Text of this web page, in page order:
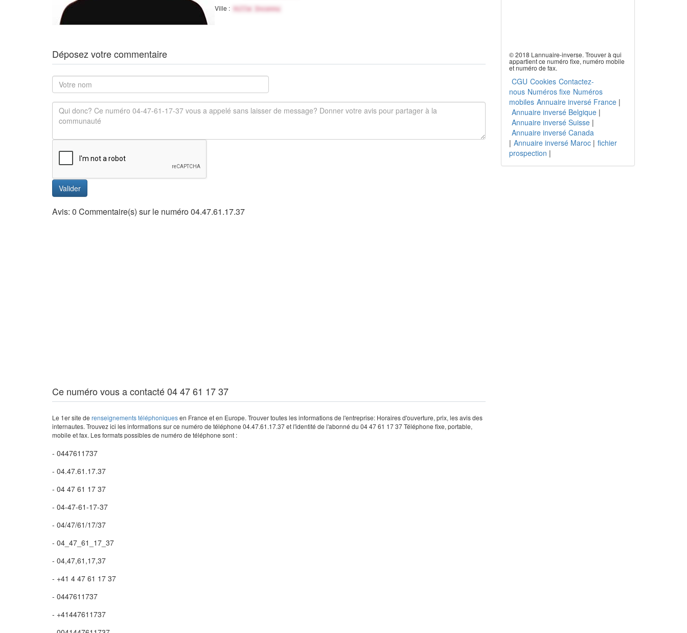
Ville : Ville Inconnu
Déposez votre commentaire
Valider
Avis: 0 Commentaire(s) sur le numéro 04.47.61.17.37
Ce numéro vous a contacté 04 47 61 17 37
Le 1er site de renseignements téléphoniquesen France et en Europe. Trouver toutes les informations de l'entreprise: Horaires d'ouverture, prix, les avis des
internautes. Trouvez ici les informations sur ce numéro de téléphone 04.47.61.17.37 et l'identité de l'abonné du 04 47 61 17 37 Téléphone fixe, portable,
mobile et fax. Les formats possibles de numéro de téléphone sont :
- 0447611737
- 04.47.61.17.37
- 04 47 61 17 37
- 04-47-61-17-37
- 04/47/61/17/37
- 04_47_61_17_37
- 04,47,61,17,37
- +41 4 47 61 17 37
- 0447611737
- +41447611737
© 2018 Lannuaire-inverse. Trouver à qui
appartient ce numéro fixe, numéro mobile
et numéro de fax.
CGU Cookies Contactez-
nous Numéros fixe Numéros
mobiles Annuaire inversé France|
Annuaire inversé Belgique|
Annuaire inversé Suisse|
Annuaire inversé Canada
| Annuaire inversé Maroc| fichier
prospection |